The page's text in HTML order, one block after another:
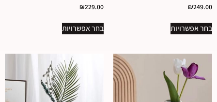
₪249.00
בחר אפשרויות
₪229.00
בחר אפשרויות